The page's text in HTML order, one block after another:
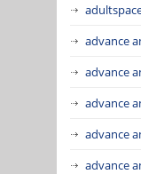
advance
advance
advance
advance
advance